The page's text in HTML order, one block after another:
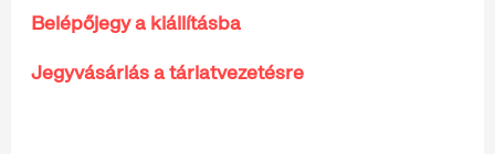
Belépőjegy a kiállításba
Jegyvásárlás a tárlatvezetésre